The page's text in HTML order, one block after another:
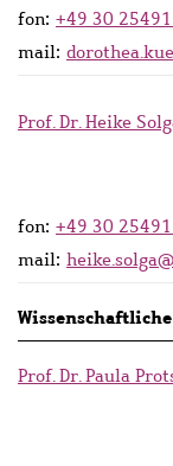
fon: +49 30
mail:
Prof. Dr. Heike
fon: +49 30
mail:
Prof. Dr. Paula